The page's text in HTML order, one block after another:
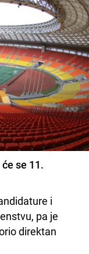
se 11.
i
pa je
direktan